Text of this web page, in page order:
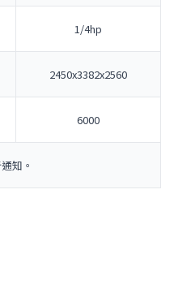
1/4hp
2450x3382x2560
6000
知。